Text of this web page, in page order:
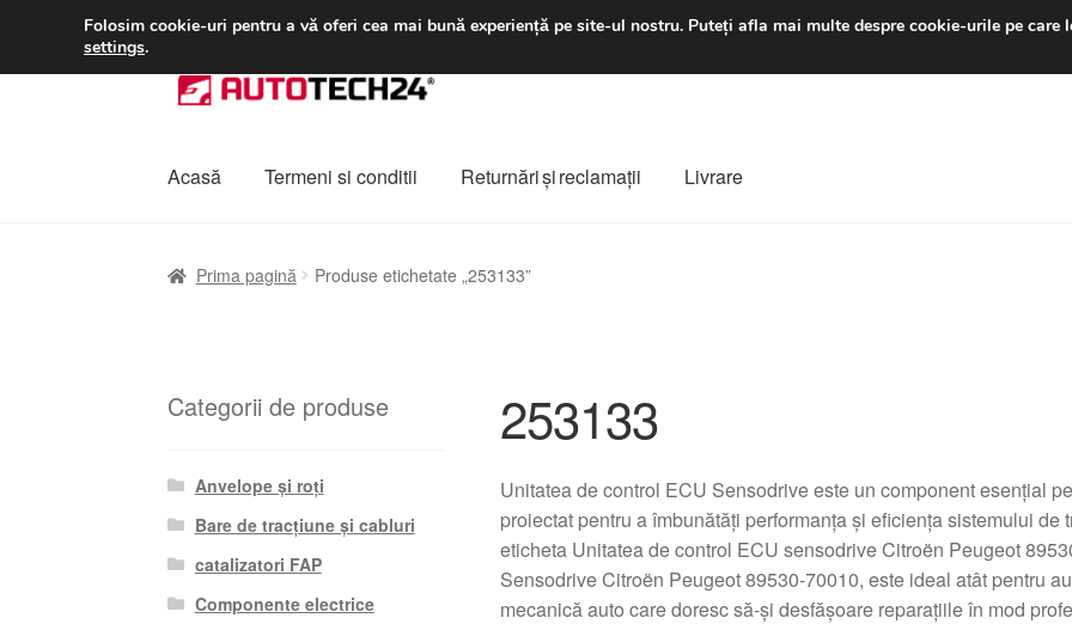
LIVRARE de la 33 lei luni-vineri 9 a.m. - 4
Sari
la
Sari
la
Acasă
Termeni si conditii Returnări şi reclamații Livrare
Prima pagină Produse etichetate „253133”
253133
Unitatea de control ECU Sensodrive este un component esențial
proiectat pentru a îmbunătăți performanța și eficiența sistemului
eticheta Unitatea de control ECU sensodrive Citroën Peugeot
Sensodrive Citroën Peugeot 89530-70010, este ideal atât pentru
mecanică auto care doresc să-și desfășoare reparațiile în mod
Categorii de produse
Anvelope și roți
Bare de tracțiune și cabluri
catalizatori FAP
Componente electrice
Folosim cookie-uri pentru a vă oferi cea mai bună experiență pe site-ul nostru. Puteți afla mai multe despre cookie-urile pe
settings.